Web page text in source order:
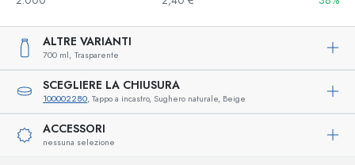
ALTRE VARIANTI
700 ml, Trasparente
SCEGLIERE LA CHIUSURA
100002280, Tappo a incastro, Sughero naturale, Beige
ACCESSORI
nessuna selezione